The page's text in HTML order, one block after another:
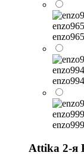
enzo965
enzo965
enzo994
enzo994
enzo999
enzo999
Attika 2-я